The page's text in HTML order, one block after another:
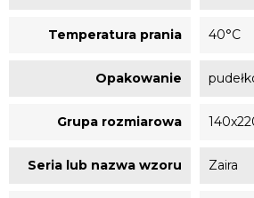
Temperatura prania 40°C
Opakowanie
Grupa rozmiarowa
Seria lub nazwa wzoru Zaira